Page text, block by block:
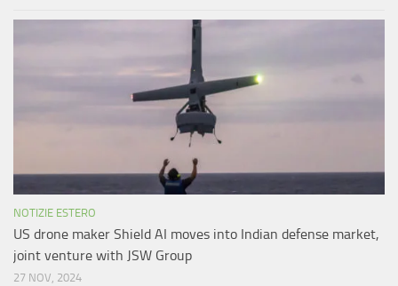
NOTIZIE ESTERO
US drone maker Shield AI moves into Indian defense market,
joint venture with JSW Group
27 NOV, 2024